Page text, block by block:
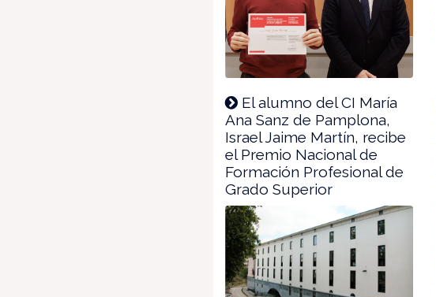
El alumno del CI María
Ana Sanz de Pamplona,
Israel Jaime Martín, recibe
el Premio Nacional de
Formación Profesional de
Grado Superior